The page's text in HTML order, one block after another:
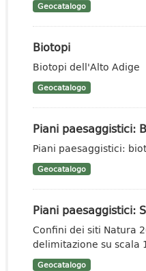
Geocatalogo
Biotopi
Biotopi dell'Alto Adige
Geocatalogo
Piani paesaggistici:
Piani paesaggistici:
Geocatalogo
Piani paesaggistici:
Confini dei siti Natura
delimitazione su scala
Geocatalogo